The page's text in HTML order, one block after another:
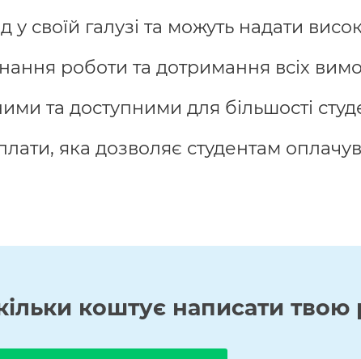
своїй галузі та можуть надати
роботи та дотримання всіх
та доступними для більшості
яка дозволяє студентам
коштує написати твою